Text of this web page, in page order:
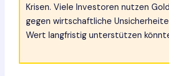
Krisen. Viele Investoren nutzen
gegen wirtschaftliche
Wert langfristig unterstützen